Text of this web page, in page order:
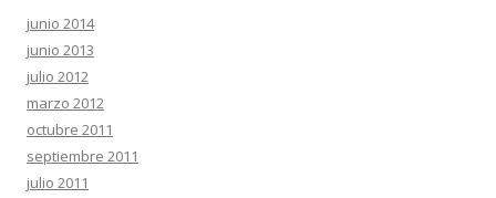
junio 2014
junio 2013
julio 2012
marzo 2012
octubre 2011
septiembre 2011
julio 2011